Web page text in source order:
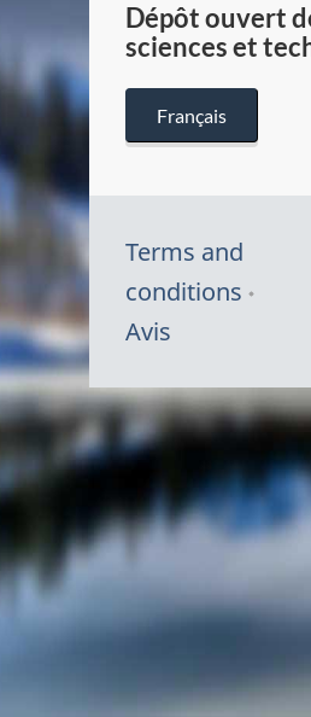
Dépôt ouvert
sciences et
Français
Terms and
conditions
Avis